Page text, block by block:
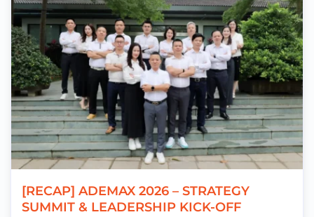
[RECAP] ADEMAX 2026 – STRATEGY
SUMMIT & LEADERSHIP KICK-OFF